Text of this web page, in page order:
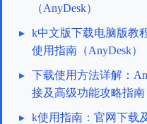
（AnyDesk）
▸ k中文版下载电脑版教
使用指南（AnyDesk）
▸ 下载使用方法详解：
接及高级功能攻略指南
▸ k使用指南：官网下载